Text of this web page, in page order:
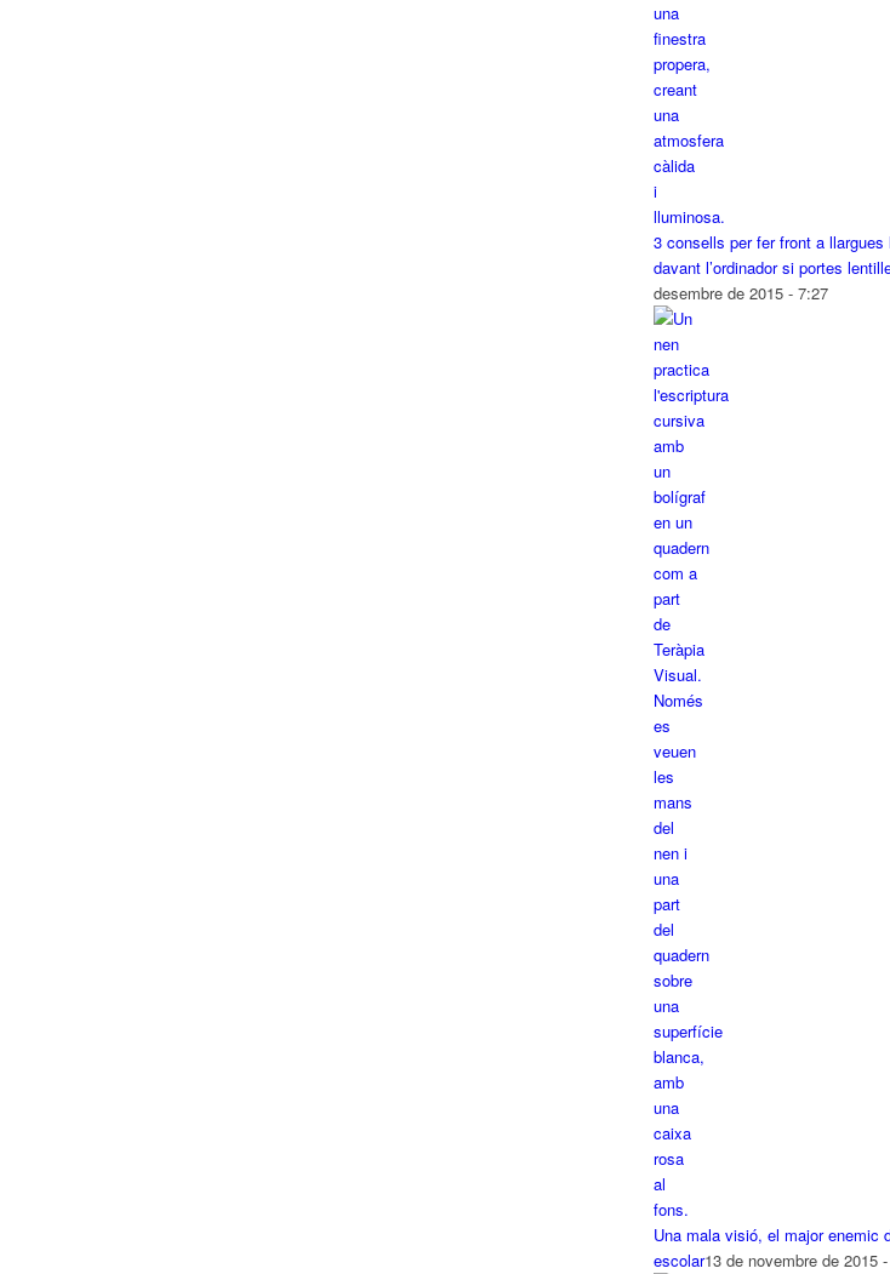
3 consells per fer front a llargues
davant l’ordinador si portes
desembre de 2015 - 7:27
Una mala visió, el major enemic
escolar13 de novembre de 2015